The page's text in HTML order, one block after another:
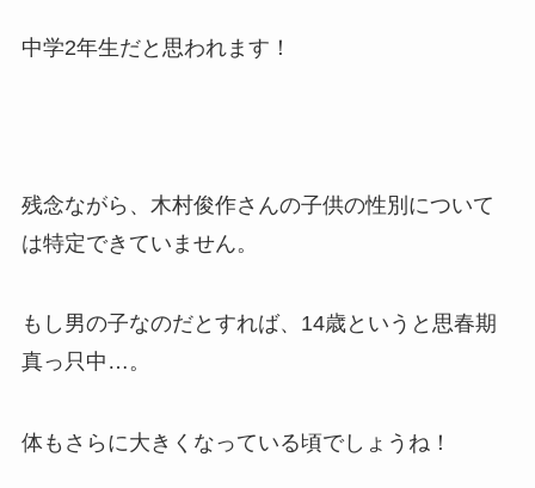
中学2年生だと思われます！
残念ながら、木村俊作さんの子供の性別について
は特定できていません。
もし男の子なのだとすれば、14歳というと思春期
真っ只中…。
体もさらに大きくなっている頃でしょうね！